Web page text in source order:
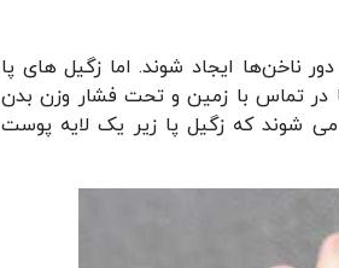
ناخن‌ها ایجاد شوند. اما زگیل های پا
در تماس با زمین و تحت فشار وزن بدن
شوند که زگیل پا زیر یک لایه پوست